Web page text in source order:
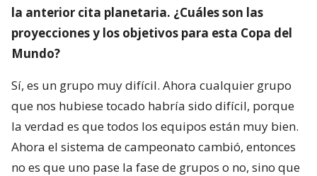
la anterior cita planetaria. ¿Cuáles son las
proyecciones y los objetivos para esta Copa del
Mundo?
Sí, es un grupo muy difícil. Ahora cualquier grupo
que nos hubiese tocado habría sido difícil, porque
la verdad es que todos los equipos están muy bien.
Ahora el sistema de campeonato cambió, entonces
no es que uno pase la fase de grupos o no, sino que